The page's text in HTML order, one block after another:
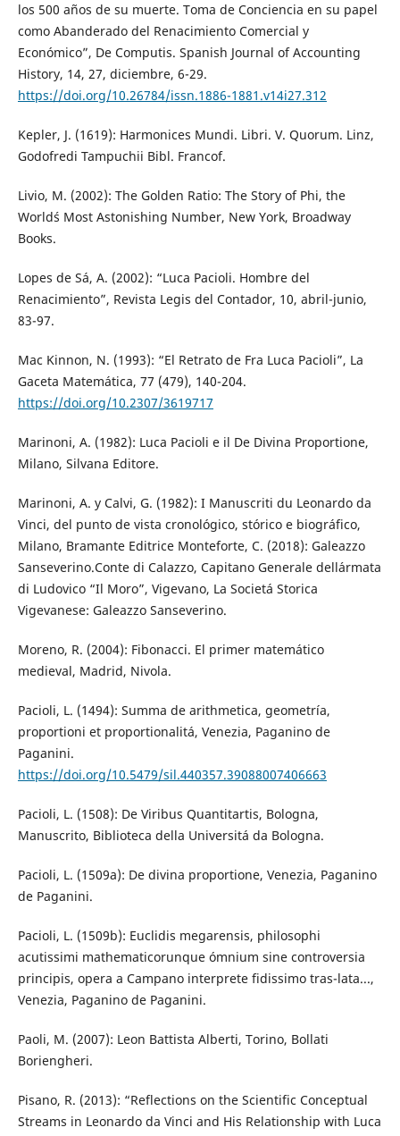
los 500 años de su muerte. Toma de Conciencia en su papel
como Abanderado del Renacimiento Comercial y
Económico”, De Computis. Spanish Journal of Accounting
History, 14, 27, diciembre, 6-29.
https://doi.org/10.26784/issn.1886-1881.v14i27.312
Kepler, J. (1619): Harmonices Mundi. Libri. V. Quorum. Linz,
Godofredi Tampuchii Bibl. Francof.
Livio, M. (2002): The Golden Ratio: The Story of Phi, the
World´s Most Astonishing Number, New York, Broadway
Books.
Lopes de Sá, A. (2002): “Luca Pacioli. Hombre del
Renacimiento”, Revista Legis del Contador, 10, abril-junio,
83-97.
Mac Kinnon, N. (1993): “El Retrato de Fra Luca Pacioli”, La
Gaceta Matemática, 77 (479), 140-204.
https://doi.org/10.2307/3619717
Marinoni, A. (1982): Luca Pacioli e il De Divina Proportione,
Milano, Silvana Editore.
Marinoni, A. y Calvi, G. (1982): I Manuscriti du Leonardo da
Vinci, del punto de vista cronológico, stórico e biográfico,
Milano, Bramante Editrice Monteforte, C. (2018): Galeazzo
Sanseverino.Conte di Calazzo, Capitano Generale dell´armata
di Ludovico “Il Moro”, Vigevano, La Societá Storica
Vigevanese: Galeazzo Sanseverino.
Moreno, R. (2004): Fibonacci. El primer matemático
medieval, Madrid, Nivola.
Pacioli, L. (1494): Summa de arithmetica, geometría,
proportioni et proportionalitá, Venezia, Paganino de
Paganini.
https://doi.org/10.5479/sil.440357.39088007406663
Pacioli, L. (1508): De Viribus Quantitartis, Bologna,
Manuscrito, Biblioteca della Universitá da Bologna.
Pacioli, L. (1509a): De divina proportione, Venezia, Paganino
de Paganini.
Pacioli, L. (1509b): Euclidis megarensis, philosophi
acutissimi mathematicorunque ómnium sine controversia
principis, opera a Campano interprete fidissimo tras-lata...,
Venezia, Paganino de Paganini.
Paoli, M. (2007): Leon Battista Alberti, Torino, Bollati
Boriengheri.
Pisano, R. (2013): “Reflections on the Scientific Conceptual
Streams in Leonardo da Vinci and His Relationship with Luca